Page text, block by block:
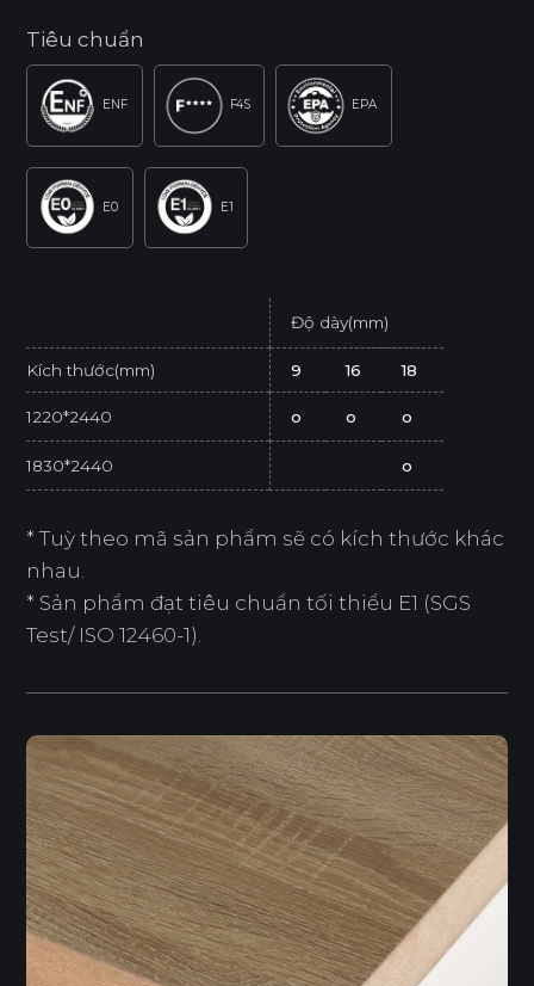
Tiêu chuẩn
ENF F4S EPA
E0 E1
Độ dày(mm)
Kích thước(mm) 9 16 18
1220*2440 o o o
1830*2440 o
* Tuỳ theo mã sản phẩm sẽ có kích thước khác
nhau.
* Sản phẩm đạt tiêu chuẩn tối thiểu E1 (SGS
Test/ ISO 12460-1).